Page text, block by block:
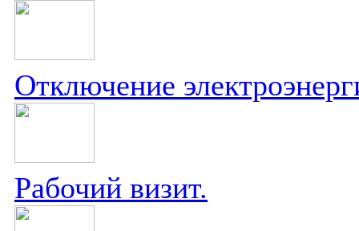
Отключение
Рабочий визит.